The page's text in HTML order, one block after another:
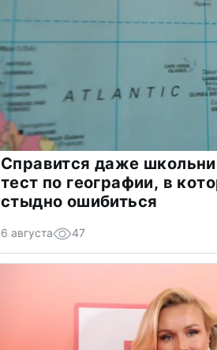
Справится даже
тест по географии, в
стыдно ошибиться
6 августа 47